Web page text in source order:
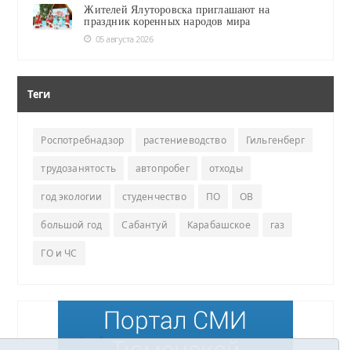
Жителей Ялуторовска приглашают на
праздник коренных народов мира
05 августа 2026
Теги
Роспотребнадзор растениеводство Гильгенберг
трудозанятость автопробег отходы
год экологии студенчество ПО ОВ
большой год Сабантуй Карабашское газ
ГО и ЧС